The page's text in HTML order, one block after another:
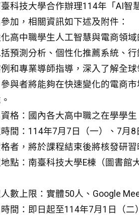
科技大學合作辦理114年「AI智
加，相關資訊如下述及附件：
高中職學生人工智慧與電商領
預測分析、個性化推薦系統、
和專業導師指導，深入了解全
與者將能夠在快速變化的電商
格：國內各大高中職之在學學生
間：114年7月7日（一）、7月
者，將於課程結束後將核發研習
點：南臺科技大學E棟（圖書館
數上限：實體50人、Google
間：即日起至114年7月1日（